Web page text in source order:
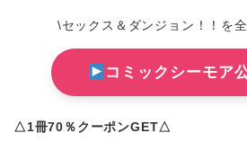
\セックス＆ダンジョン！！を
コミックシーモア
△1冊70％クーポンGET△